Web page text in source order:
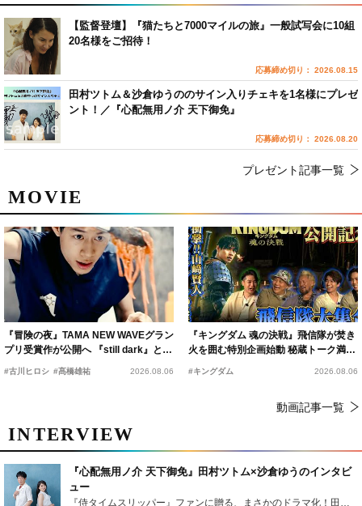
MOVIE
『冒険の夜』TAMA NEW WAVEグラン
プリ受賞作が公開へ 『still dark』と同
時上映決定
#古川ヒロシ #髙橋雄祐 2026.08.06
『キングダム 魂の決戦』飛信隊が焚き
火を囲む特別企画始動 秘蔵トーク満載
の“キングダムキャンプ”開催
#キングダム 2026.08.06
動画記事一覧
INTERVIEW
『心配無用ノ介 天下御免』田村ツトム×沙倉ゆうのインタビ
ュー
【監督登壇】『猫たちと7000マイルの旅』一般試写会に10組
20名様をご招待！
応募締め切り： 2026.08.15
田村ツトム＆沙倉ゆうののサイン入りチェキを1名様にプレゼ
ント！／『心配無用ノ介 天下御免』
応募締め切り： 2026.08.20
プレゼント記事一覧